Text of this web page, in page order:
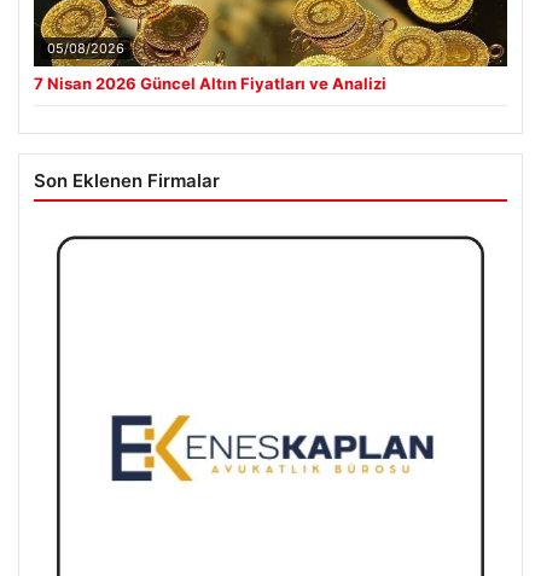
05/08/2026
7 Nisan 2026 Güncel Altın Fiyatları ve Analizi
Son Eklenen Firmalar